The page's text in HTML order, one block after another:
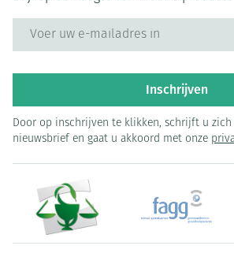
Inschrijven
Door op inschrijven te klikken, schrijft u
nieuwsbrief en gaat u akkoord met onze